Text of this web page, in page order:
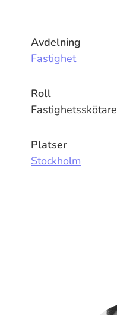
Avdelning
Fastighet
Roll
Fastighetsskötare
Platser
Stockholm